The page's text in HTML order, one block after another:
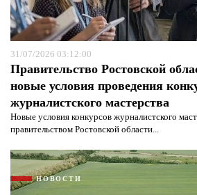
31/07/2026 03:12:00
Правительство Ростовской
новые условия проведения
журналистского мастерства
Новые условия конкурсов журналистского
правительством Ростовской области...
НОВОСТИ